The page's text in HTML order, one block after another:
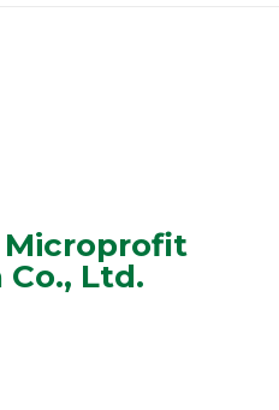
Microprofit
Ltd.